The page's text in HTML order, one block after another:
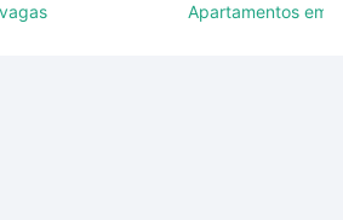
piscina, academia, salão de
com 1 quarto à
Sorocaba, SP?
Apartamentos em